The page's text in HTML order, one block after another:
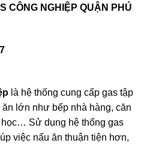
CÔNG NGHIỆP QUẬN PHÚ
là hệ thống cung cấp gas tập
lớn như bếp nhà hàng, căn
Sử dụng hệ thống gas
việc nấu ăn thuận tiện hơn,